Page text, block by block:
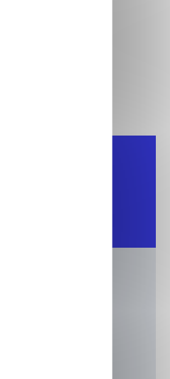
sur le site
vous